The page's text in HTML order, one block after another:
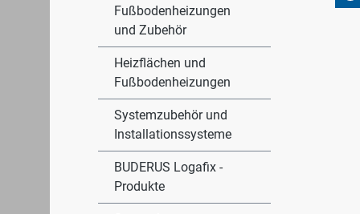
Fußbodenheizungen
und Zubehör
Heizflächen und
Fußbodenheizungen
Systemzubehör und
Installationssysteme
BUDERUS Logafix -
Produkte